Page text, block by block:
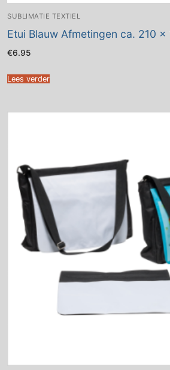
SUBLIMATIE TEXTIEL
Etui Blauw Afmetingen ca. 210
€6.95
Lees verder